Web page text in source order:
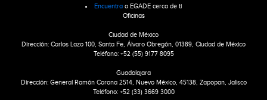
Encuentra a EGADE cerca de ti
Oficinas
Ciudad de México
Dirección: Carlos Lazo 100, Santa Fe, Álvaro Obregón, 01389, Ciudad de México
Teléfono: +52 (55) 9177 8095
Guadalajara
Dirección: General Ramón Corona 2514, Nuevo México, 45138, Zapopan, Jalisco
Teléfono: +52 (33) 3669 3000